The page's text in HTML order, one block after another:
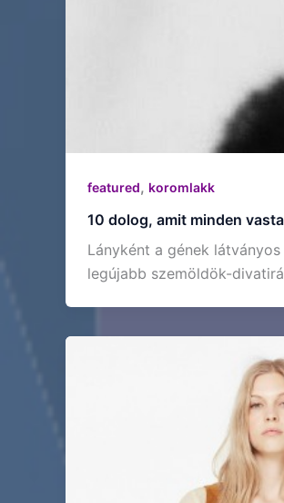
featured, koromlakk
10 dolog, amit minden
Lányként a gének
legújabb szemöldök-